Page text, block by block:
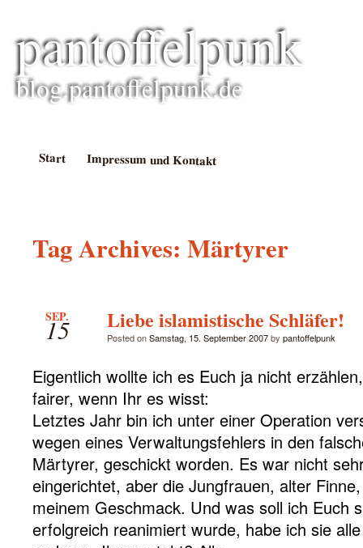
pantoffelpunk
blog.pantoffelpunk.de
Start Impressum und Kontakt
Tag Archives: Märtyrer
SEP.
15 Liebe islamistische Schläfer!
Posted onSamstag, 15. September 2007by pantoffelpunk
Eigentlich wollte ich es Euch ja nicht
fairer, wenn Ihr es wisst:
Letztes Jahr bin ich unter einer Operation
wegen eines Verwaltungsfehlers in den
Märtyrer, geschickt worden. Es war nicht
eingerichtet, aber die Jungfrauen, alter
meinem Geschmack. Und was soll ich Euch
erfolgreich reanimiert wurde, habe ich sie